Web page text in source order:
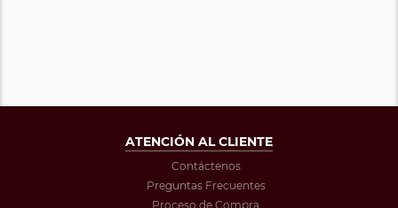
ATENCIÓN AL CLIENTE
Contáctenos
Preguntas Frecuentes
Proceso de Compra